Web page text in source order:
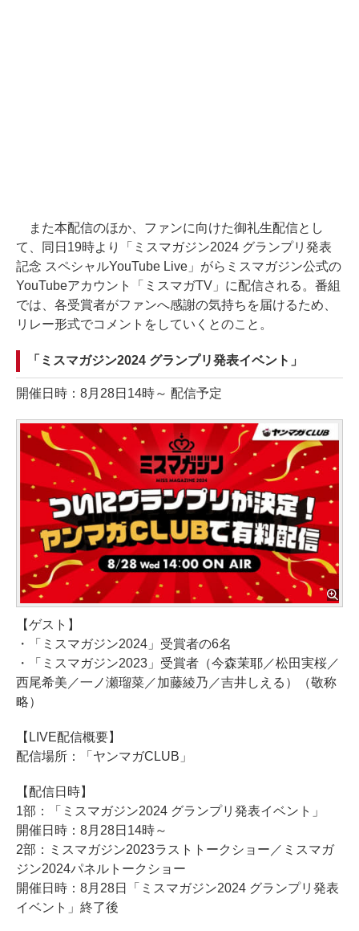
また本配信のほか、ファンに向けた御礼生配信とし
て、同日19時より「ミスマガジン2024 グランプリ発表
記念 スペシャルYouTube Live」がらミスマガジン公式の
YouTubeアカウント「ミスマガTV」に配信される。番組
では、各受賞者がファンへ感謝の気持ちを届けるため、
リレー形式でコメントをしていくとのこと。
「ミスマガジン2024 グランプリ発表イベント」
開催日時：8月28日14時～ 配信予定
【ゲスト】
・「ミスマガジン2024」受賞者の6名
・「ミスマガジン2023」受賞者（今森茉耶／松田実桜／
西尾希美／一ノ瀬瑠菜／加藤綾乃／吉井しえる）（敬称
略）
【LIVE配信概要】
配信場所：「ヤンマガCLUB」
【配信日時】
1部：「ミスマガジン2024 グランプリ発表イベント」
開催日時：8月28日14時～
2部：ミスマガジン2023ラストトークショー／ミスマガ
ジン2024パネルトークショー
開催日時：8月28日「ミスマガジン2024 グランプリ発表
イベント」終了後